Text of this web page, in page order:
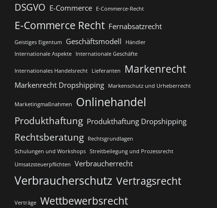
DSGVO E-Commerce E-Commerce-Recht
E-Commerce Recht Fernabsatzrecht
Geistiges Eigentum Geschäftsmodell
Händler
Internationale Aspekte
Internationale Geschäfte
Internationales Handelsrecht Lieferanten Markenrecht
Markenrecht Dropshipping Markenschutz und Urheberrecht
Marketingmaßnahmen Onlinehandel
Produkthaftung Produkthaftung Dropshipping
Rechtsberatung
Rechtsgrundlagen
Schulungen und Workshops Streitbeilegung und Prozessrecht​
Umsatzsteuerpflichten
Verbraucherrecht
Verbraucherschutz Vertragsrecht
Verträge Wettbewerbsrecht